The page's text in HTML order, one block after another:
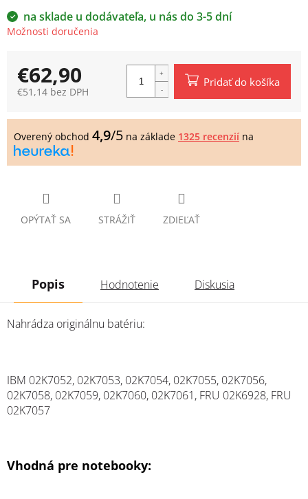
na sklade u dodávateľa, u nás do 3-5 dní
Možnosti doručenia
OPÝTAŤ SA STRÁŽIŤ ZDIEĽAŤ
€62,90
€51,14 bez DPH
cena:
Pridať do košíka
Overený obchod 4,9/5 na základe 1325 recenzií na
Popis Hodnotenie Diskusia
Nahrádza originálnu batériu:
IBM 02K7052, 02K7053, 02K7054, 02K7055, 02K7056,
02K7058, 02K7059, 02K7060, 02K7061, FRU 02K6928, FRU
02K7057
Vhodná pre notebooky: